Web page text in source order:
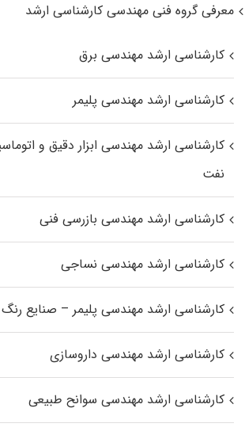
معرفی گروه فنی مهندسی کارشناسی ارشد
کارشناسی ارشد مهندسی برق
کارشناسی ارشد مهندسی پلیمر
کارشناسی ارشد مهندسی ابزار دقیق و
نفت
کارشناسی ارشد مهندسی بازرسی فنی
کارشناسی ارشد مهندسی نساجی
کارشناسی ارشد مهندسی پلیمر – صنایع رنگ
کارشناسی ارشد مهندسی داروسازی
کارشناسی ارشد مهندسی سوانح طبیعی